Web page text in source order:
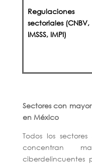
Regulaciones
sectoriales (CNBV,
IMSSS, IMPI)
Sectores con
en México
Todos los
concentran